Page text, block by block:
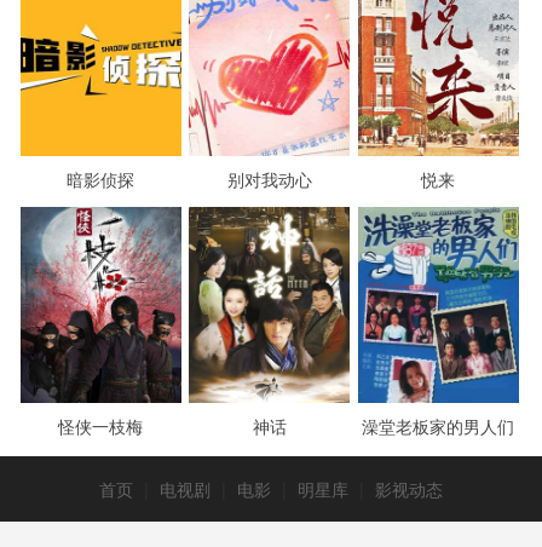
暗影侦探 别对我动心 悦来
怪侠一枝梅 神话 澡堂老板家的男人们
首页 电视剧 电影 明星库 影视动态